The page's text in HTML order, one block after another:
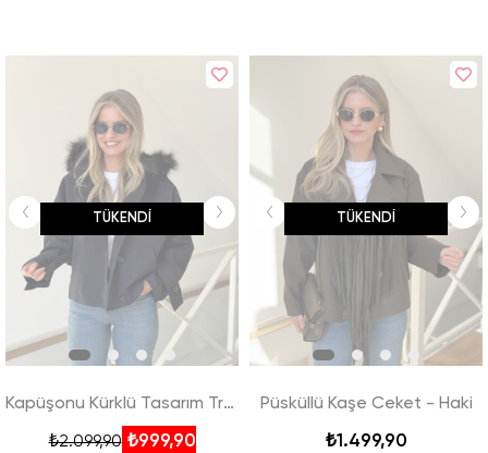
TÜKENDI
Kapüşonu Kürklü Tasarım Trenç - Siyah
₺999,90
₺2.099,90
TÜKENDI
Püsküllü Kaşe Ceket - Haki
₺1.499,90